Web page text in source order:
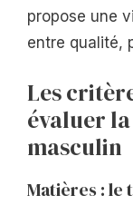
propose une
entre qualité,
Les
évaluer
masculin
Matières : le